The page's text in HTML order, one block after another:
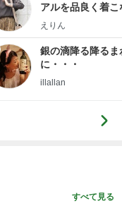
アルを品良く着こ
ファッションブロ
えりん
銀の滴降る降るま
に・・・
illallan
すべて見る